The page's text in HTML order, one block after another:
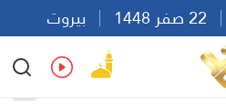
بيروت
Ar